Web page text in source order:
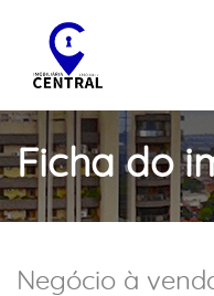
Ficha do
Negócio à